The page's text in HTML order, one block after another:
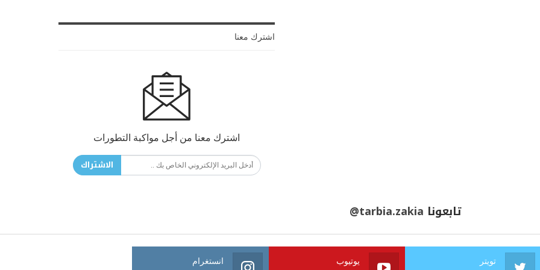
اشترك معنا
اشترك معنا من أجل مواكبة التطورات
الاشتراك
تابعونا @tarbia.zakia
تويتر يوتيوب انستغرام